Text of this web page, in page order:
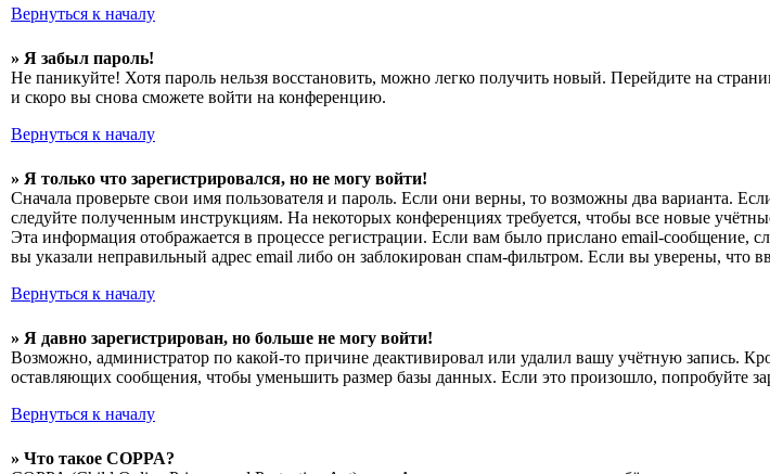
Вернуться к началу
» Я забыл пароль!
Не паникуйте! Хотя пароль нельзя восстановить, можно легко получить новый. Перейдите на
и скоро вы снова сможете войти на конференцию.
Вернуться к началу
» Я только что зарегистрировался, но не могу войти!
Сначала проверьте свои имя пользователя и пароль. Если они верны, то возможны два варианта.
следуйте полученным инструкциям. На некоторых конференциях требуется, чтобы все новые
Эта информация отображается в процессе регистрации. Если вам было прислано email-
вы указали неправильный адрес email либо он заблокирован спам-фильтром. Если вы уверены, что
Вернуться к началу
» Я давно зарегистрирован, но больше не могу войти!
Возможно, администратор по какой-то причине деактивировал или удалил вашу учётную запись.
оставляющих сообщения, чтобы уменьшить размер базы данных. Если это произошло, попробуйте
Вернуться к началу
» Что такое COPPA?